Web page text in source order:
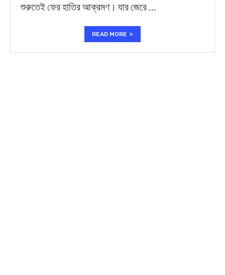
শুরুতেই ফের হাতির আক্রমণ। যার জেরে …
READ MORE